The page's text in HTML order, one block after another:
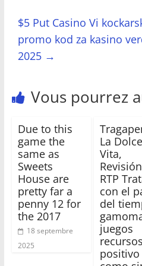
$5 Put Casino Vi
promo kod za kasino
2025 →
Vous pourrez
Due to this
game the
same as
Sweets
House are
pretty far a
penny 12 for
the 2017
18 septembre
2025
La Dolce
Vita,
RTP
con el
del
juegos
recursos